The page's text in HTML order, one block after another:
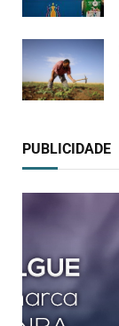
PUBLICIDADE